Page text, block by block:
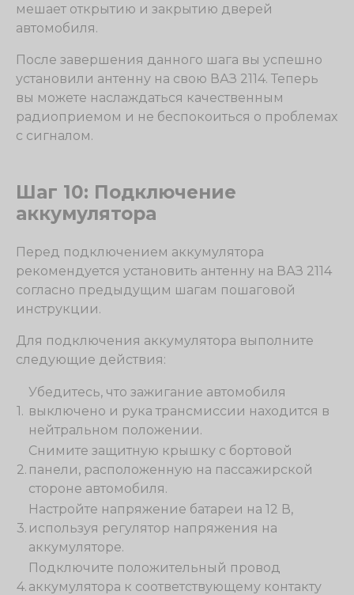
мешает открытию и закрытию дверей
автомобиля.
После завершения данного шага вы успешно
установили антенну на свою ВАЗ 2114. Теперь
вы можете наслаждаться качественным
радиоприемом и не беспокоиться о проблемах
с сигналом.
Шаг 10: Подключение
аккумулятора
Перед подключением аккумулятора
рекомендуется установить антенну на ВАЗ 2114
согласно предыдущим шагам пошаговой
инструкции.
Для подключения аккумулятора выполните
следующие действия:
1.
Убедитесь, что зажигание автомобиля
выключено и рука трансмиссии находится в
нейтральном положении.
2.
Снимите защитную крышку с бортовой
панели, расположенную на пассажирской
стороне автомобиля.
3.
Настройте напряжение батареи на 12 В,
используя регулятор напряжения на
аккумуляторе.
4.
Подключите положительный провод
аккумулятора к соответствующему контакту